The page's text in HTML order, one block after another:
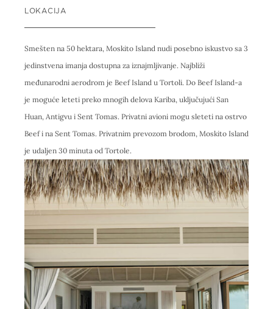
LOKACIJA
Smešten na 50 hektara, Moskito Island nudi posebno iskustvo sa 3
jedinstvena imanja dostupna za iznajmljivanje. Najbliži
međunarodni aerodrom je Beef Island u Tortoli. Do Beef Island-a
je moguće leteti preko mnogih delova Kariba, uključujući San
Huan, Antigvu i Sent Tomas. Privatni avioni mogu sleteti na ostrvo
Beef i na Sent Tomas. Privatnim prevozom brodom, Moskito Island
je udaljen 30 minuta od Tortole.